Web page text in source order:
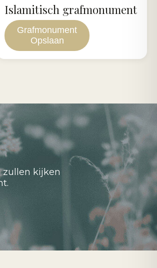
Grafmonument
Opslaan
Islamitisch grafmonument
zullen kijken